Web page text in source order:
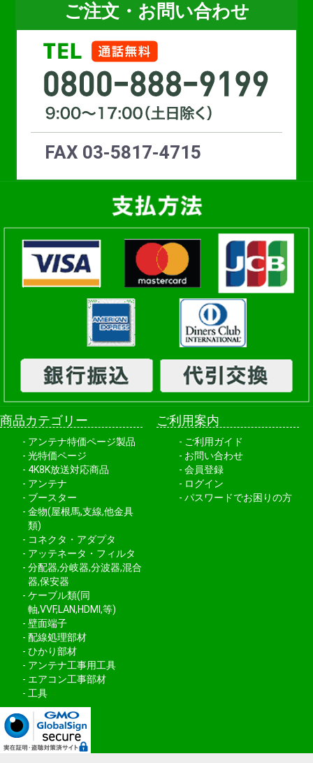
ご注文・お問い合わせ
FAX 03-5817-4715
商品カテゴリー
アンテナ特価ページ製品
光特価ページ
4K8K放送対応商品
アンテナ
ブースター
金物(屋根馬,支線,他金具
類)
コネクタ・アダプタ
アッテネータ・フィルタ
分配器,分岐器,分波器,混合
器,保安器
ケーブル類(同
軸,VVF,LAN,HDMI,等)
壁面端子
配線処理部材
ひかり部材
アンテナ工事用工具
エアコン工事部材
工具
ご利用案内
ご利用ガイド
お問い合わせ
会員登録
ログイン
パスワードでお困りの方